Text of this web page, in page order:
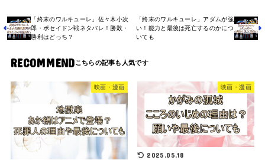
「終末のワルキューレ」佐々木小次
郎・ポセイドン戦ネタバレ！勝敗・
勝利はどっち？
「終末のワルキューレ」アダムが強
い！能力と最後は死亡するのかにつ
いても
RECOMMEND
映画・漫画 映画・漫画
2025.05.18